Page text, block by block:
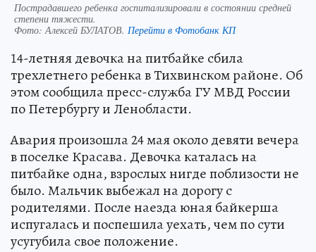
Пострадавшего ребенка госпитализировали в состоянии средней
степени тяжести.
Фото:Алексей БУЛАТОВ. Перейти в Фотобанк КП
14-летняя девочка на питбайке сбила
трехлетнего ребенка в Тихвинском районе. Об
этом сообщила пресс-служба ГУ МВД России
по Петербургу и Ленобласти.
Авария произошла 24 мая около девяти вечера
в поселке Красава. Девочка каталась на
питбайке одна, взрослых нигде поблизости не
было. Мальчик выбежал на дорогу с
родителями. После наезда юная байкерша
испугалась и поспешила уехать, чем по сути
усугубила свое положение.